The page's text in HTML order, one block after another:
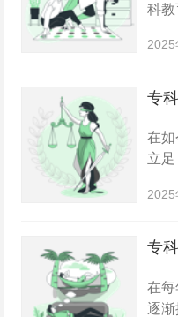
科
考研
2025
专
在
立
参加
2025
专
在
逐